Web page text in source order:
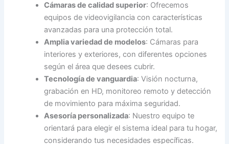
Cámaras de calidad superior: Ofrecemos
equipos de videovigilancia con características
avanzadas para una protección total.
Amplia variedad de modelos: Cámaras para
interiores y exteriores, con diferentes opciones
según el área que desees cubrir.
Tecnología de vanguardia: Visión nocturna,
grabación en HD, monitoreo remoto y detección
de movimiento para máxima seguridad.
Asesoría personalizada: Nuestro equipo te
orientará para elegir el sistema ideal para tu hogar,
considerando tus necesidades específicas.